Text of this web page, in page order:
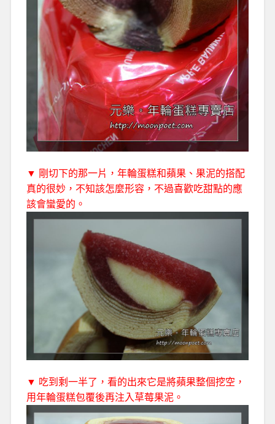
▼ 剛切下的那一片，年輪蛋糕和蘋果、果泥的搭配
真的很妙，不知該怎麼形容，不過喜歡吃甜點的應
該會蠻愛的。
▼ 吃到剩一半了，看的出來它是將蘋果整個挖空，
用年輪蛋糕包覆後再注入草莓果泥。